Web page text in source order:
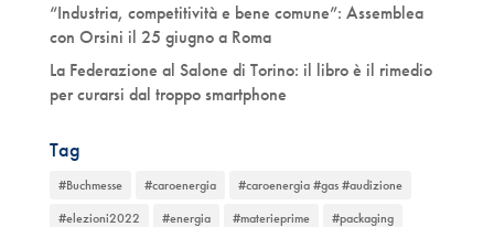
“Industria, competitività e bene comune”: Assemblea
con Orsini il 25 giugno a Roma
La Federazione al Salone di Torino: il libro è il rimedio
per curarsi dal troppo smartphone
Tag
#Buchmesse #caroenergia
#caroenergia #gas #audizione
#elezioni2022
#energia #materieprime
#packaging